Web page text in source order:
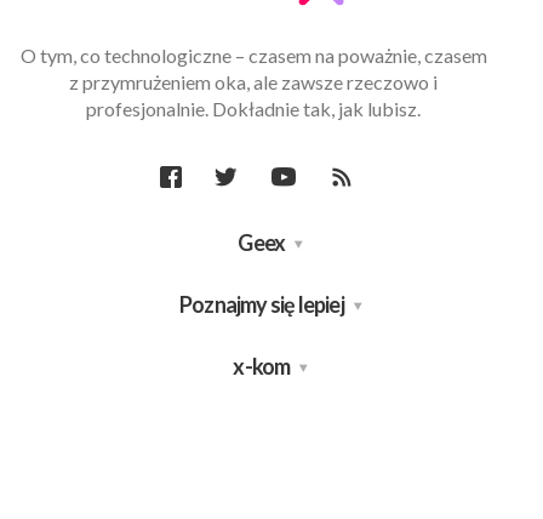
O tym, co technologiczne – czasem na poważnie, czasem
z przymrużeniem oka, ale zawsze rzeczowo i
profesjonalnie. Dokładnie tak, jak lubisz.
Geex
Poznajmy się lepiej
x-kom